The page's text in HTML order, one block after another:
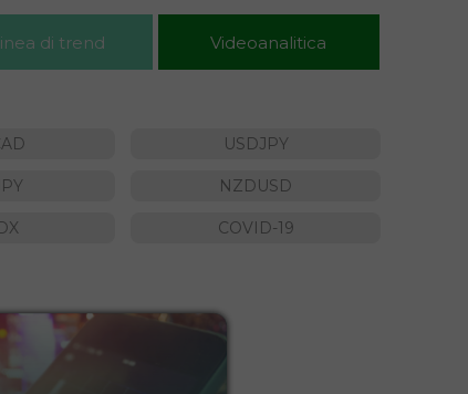
di trend Videoanalitica
USDJPY
NZDUSD
COVID-19